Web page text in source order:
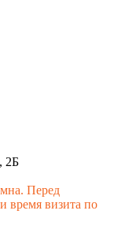
2Б
Перед
время визита по